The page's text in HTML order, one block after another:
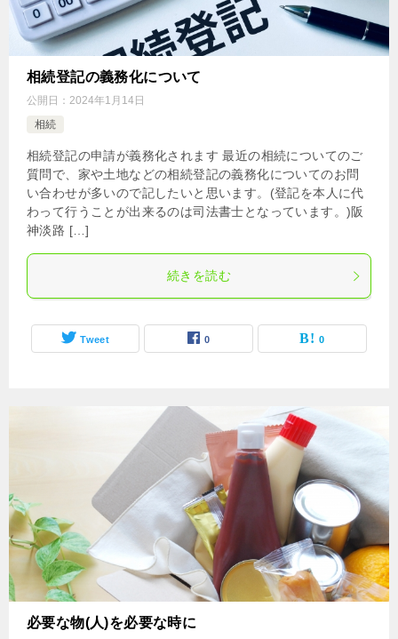
相続登記の義務化について
公開日： 2024年1月14日
相続
相続登記の申請が義務化されます 最近の相続についてのご
質問で、家や土地などの相続登記の義務化についてのお問
い合わせが多いので記したいと思います。(登記を本人に代
わって行うことが出来るのは司法書士となっています。)阪
神淡路 […]
続きを読む
Tweet 0 0
必要な物(人)を必要な時に